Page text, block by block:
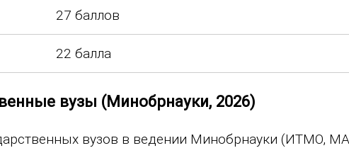
27 баллов
22 балла
вузы (Минобрнауки, 2026)
вузов в ведении Минобрнауки (ИТМО,